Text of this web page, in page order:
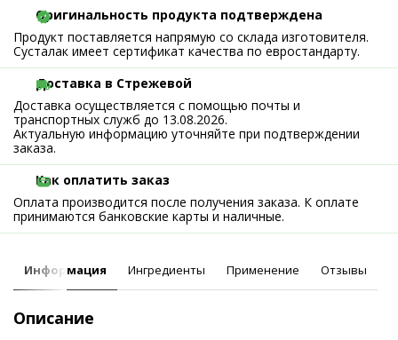
Оригинальность продукта подтверждена
Продукт поставляется напрямую со склада изготовителя.
Сусталак имеет сертификат качества по евростандарту.
Доставка в Стрежевой
Доставка осуществляется с помощью почты и
транспортных служб до 13.08.2026.
Актуальную информацию уточняйте при подтверждении
заказа.
Как оплатить заказ
Оплата производится после получения заказа. К оплате
принимаются банковские карты и наличные.
Информация Ингредиенты Применение Отзывы
Описание